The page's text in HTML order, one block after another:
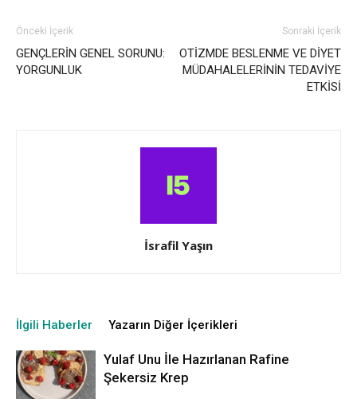
Önceki İçerik
GENÇLERİN GENEL SORUNU:
YORGUNLUK
Sonraki İçerik
OTİZMDE BESLENME VE DİYET
MÜDAHALELERİNİN TEDAVİYE
ETKİSİ
İsrafil Yaşın
İlgili Haberler Yazarın Diğer İçerikleri
Yulaf Unu İle Hazırlanan Rafine
Şekersiz Krep